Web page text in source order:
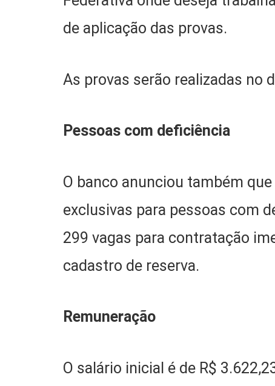
de aplicação das provas.
As provas serão realizadas no
Pessoas com deficiência
O banco anunciou também
exclusivas para pessoas com
299 vagas para contratação
cadastro de reserva.
Remuneração
O salário inicial é de R$